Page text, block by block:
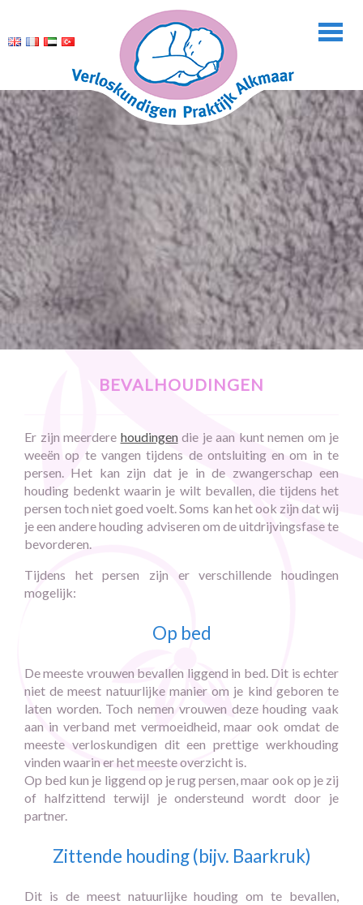
bevalhoudingen
Er zijn meerdere houdingendie je aan kunt nemen om je
weeën op te vangen tijdens de ontsluiting en om in te
persen. Het kan zijn dat je in de zwangerschap een
houding bedenkt waarin je wilt bevallen, die tijdens het
persen toch niet goed voelt. Soms kan het ook zijn dat wij
je een andere houding adviseren om de uitdrijvingsfase te
bevorderen.
Tijdens het persen zijn er verschillende houdingen
mogelijk:
Op bed
De meeste vrouwen bevallen liggend in bed. Dit is echter
niet de meest natuurlijke manier om je kind geboren te
laten worden. Toch nemen vrouwen deze houding vaak
aan in verband met vermoeidheid, maar ook omdat de
meeste verloskundigen dit een prettige werkhouding
vinden waarin er het meeste overzicht is.
Op bed kun je liggend op je rug persen, maar ook op je zij
of halfzittend terwijl je ondersteund wordt door je
partner.
Zittende houding (bijv. Baarkruk)
Dit is de meest natuurlijke houding om te bevallen,